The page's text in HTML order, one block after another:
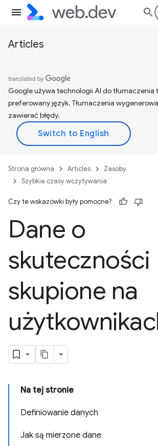
Articles
Google używa technologii AI do tłumaczenia
preferowany język. Tłumaczenia
zawierać błędy.
Strona główna Articles
Zasoby
Szybkie czasy wczytywania
Czy te wskazówki były pomocne?
Dane o
skuteczności
skupione na
Na tej stronie
Definiowanie danych
Jak są mierzone dane